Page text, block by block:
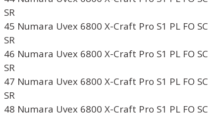
SR
45 Numara Uvex 6800 X-Craft Pro S1 PL FO SC
SR
46 Numara Uvex 6800 X-Craft Pro S1 PL FO SC
SR
47 Numara Uvex 6800 X-Craft Pro S1 PL FO SC
SR
48 Numara Uvex 6800 X-Craft Pro S1 PL FO SC